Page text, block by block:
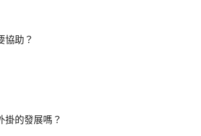
協助？
掛的發展嗎？